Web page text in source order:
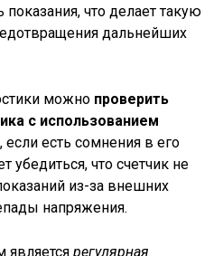
что делает такую
дальнейших
можно проверить
с использованием
, если есть сомнения в его
убедиться, что счетчик не
из-за внешних
напряжения.
являетсярегулярная